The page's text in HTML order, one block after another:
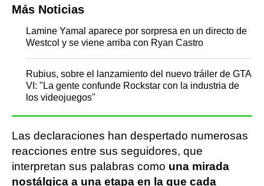
Más Noticias
Lamine Yamal aparece por sorpresa en un directo de
Westcol y se viene arriba con Ryan Castro
Rubius, sobre el lanzamiento del nuevo tráiler de GTA
VI: "La gente confunde Rockstar con la industria de
los videojuegos"
Las declaraciones han despertado numerosas
reacciones entre sus seguidores, que
interpretan sus palabras como una mirada
nostálgica a una etapa en la que cada